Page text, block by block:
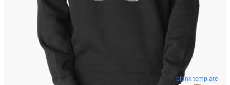
blank template